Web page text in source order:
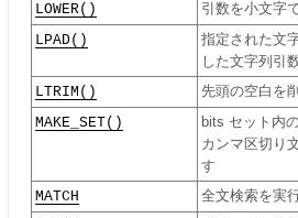
LOWER() 引数を小文字
LPAD()
指定された文
した文字列引
LTRIM() 先頭の空白を
MAKE_SET()
bits セット内
カンマ区切り
す
MATCH 全文検索を実